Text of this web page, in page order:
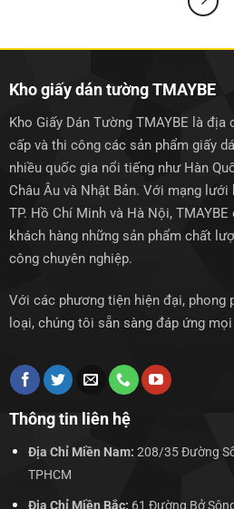
Kho giấy dán tường TMAYBE
Kho Giấy Dán Tường TMAYBE là địa
cấp và thi công các sản phẩm giấy
nhiều quốc gia nổi tiếng như Hàn
Châu Âu và Nhật Bản. Với mạng
TP. Hồ Chí Minh và Hà Nội,
khách hàng những sản phẩm chất
công chuyên nghiệp.
Với các phương tiện hiện đại, phong
loại, chúng tôi sẵn sàng đáp ứng
Thông tin liên hệ
Địa Chỉ Miền Nam: 208/35 Đường
TPHCM